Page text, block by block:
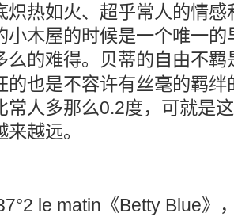
炽热如火、超乎常人的情
小木屋的时候是一个唯一
么的难得。贝蒂的自由不羁
的也是不容许有丝毫的羁
常人多那么0.2度，可就是
越远。
le matin《Betty Blue》